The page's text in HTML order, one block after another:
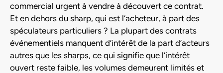
commercial urgent à vendre à découvert ce contrat.
Et en dehors du sharp, qui est l’acheteur, à part des
spéculateurs particuliers ? La plupart des contrats
événementiels manquent d’intérêt de la part d’acteurs
autres que les sharps, ce qui signifie que l’intérêt
ouvert reste faible, les volumes demeurent limités et